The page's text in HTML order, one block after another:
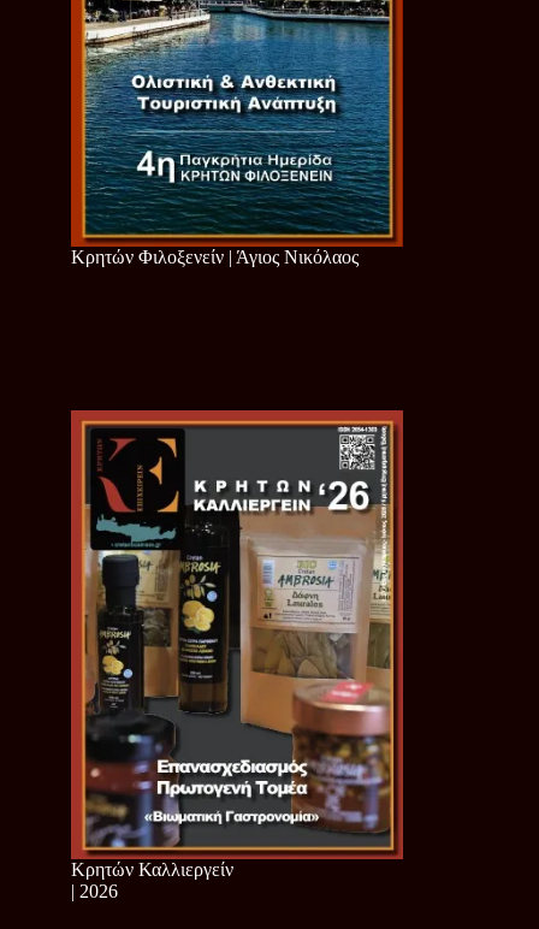
Κρητών Φιλοξενείν | Άγιος Νικόλαος
Κρητών Καλλιεργείν
| 2026